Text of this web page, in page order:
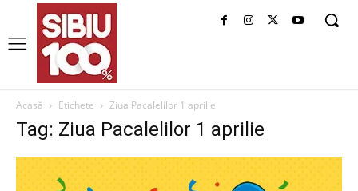
Acasă Etichete Ziua Pacalelilor 1 aprilie
Tag: Ziua Pacalelilor 1 aprilie